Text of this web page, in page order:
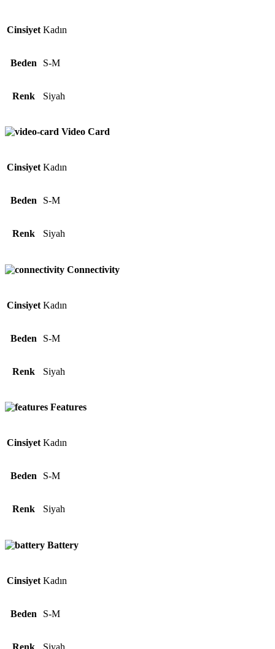
Cinsiyet Kadın
Beden S-M
Renk Siyah
Video Card
Cinsiyet Kadın
Beden S-M
Renk Siyah
Connectivity
Cinsiyet Kadın
Beden S-M
Renk Siyah
Features
Cinsiyet Kadın
Beden S-M
Renk Siyah
Battery
Cinsiyet Kadın
Beden S-M
Renk Siyah